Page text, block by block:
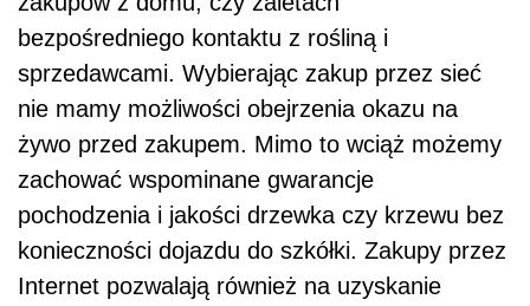
bezpośredniego kontaktu z rośliną i
sprzedawcami. Wybierając zakup przez sieć
nie mamy możliwości obejrzenia okazu na
żywo przed zakupem. Mimo to wciąż możemy
zachować wspominane gwarancje
pochodzenia i jakości drzewka czy krzewu bez
konieczności dojazdu do szkółki. Zakupy przez
Internet pozwalają również na uzyskanie